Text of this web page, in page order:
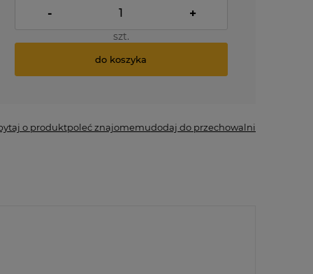
- +
szt.
do koszyka
o produktpoleć znajomemudodaj do przechowalni